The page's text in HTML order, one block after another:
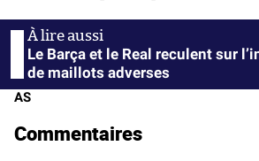
Le Barça et le Real reculent sur
de maillots adverses
AS
Commentaires